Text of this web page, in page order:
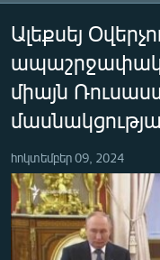
հիմնական
մենյուին
ԸՆՏՐՈՒԹՅՈՒՆՆԵՐ
ԻՐԱՎՈՒՆՔ
ՀԱՍԱՐԱԿՈՒԹՅՈՒՆ
ՂԱՐԱԲԱՂ
ՊԱՏԵՐԱԶՄԻ 6
ՏԱՐԱԾԱՇՐՋԱՆ
Ալեքսեյ
միայն
հոկտեմբեր 09, 2024